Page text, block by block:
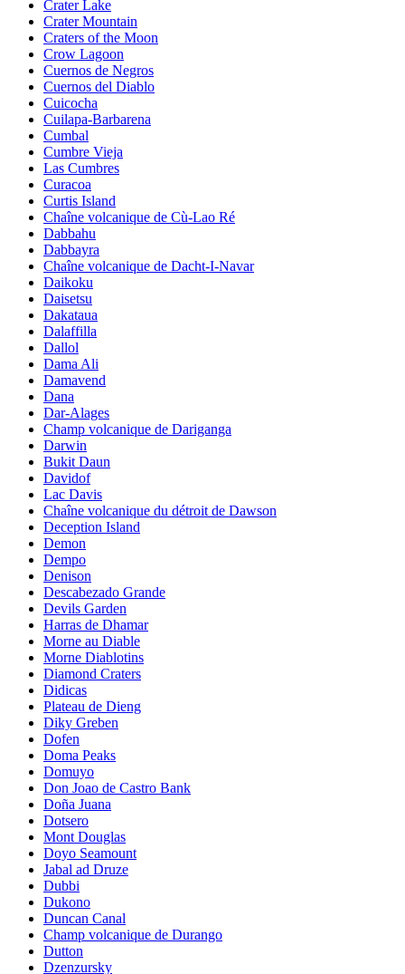
Crater Lake
Crater Mountain
Craters of the Moon
Crow Lagoon
Cuernos de Negros
Cuernos del Diablo
Cuicocha
Cuilapa-Barbarena
Cumbal
Cumbre Vieja
Las Cumbres
Curacoa
Curtis Island
Chaîne volcanique de Cù-Lao Ré
Dabbahu
Dabbayra
Chaîne volcanique de Dacht-I-Navar
Daikoku
Daisetsu
Dakataua
Dalaffilla
Dallol
Dama Ali
Damavend
Dana
Dar-Alages
Champ volcanique de Dariganga
Darwin
Bukit Daun
Davidof
Lac Davis
Chaîne volcanique du détroit de Dawson
Deception Island
Demon
Dempo
Denison
Descabezado Grande
Devils Garden
Harras de Dhamar
Morne au Diable
Morne Diablotins
Diamond Craters
Didicas
Plateau de Dieng
Diky Greben
Dofen
Doma Peaks
Domuyo
Don Joao de Castro Bank
Doña Juana
Dotsero
Mont Douglas
Doyo Seamount
Jabal ad Druze
Dubbi
Dukono
Duncan Canal
Champ volcanique de Durango
Dutton
Dzenzursky